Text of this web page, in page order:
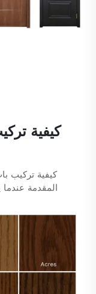
كيفية
المقدمة عندما